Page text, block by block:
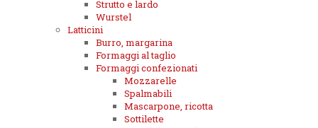
Strutto e lardo
Wurstel
Latticini
Burro, margarina
Formaggi al taglio
Formaggi confezionati
Mozzarelle
Spalmabili
Mascarpone, ricotta
Sottilette